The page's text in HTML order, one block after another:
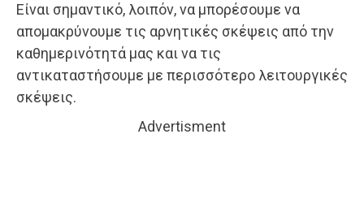
Είναι σημαντικό, λοιπόν, να μπορέσουμε να
απομακρύνουμε τις αρνητικές σκέψεις από την
καθημερινότητά μας και να τις
αντικαταστήσουμε με περισσότερο λειτουργικές
σκέψεις.
Advertisment